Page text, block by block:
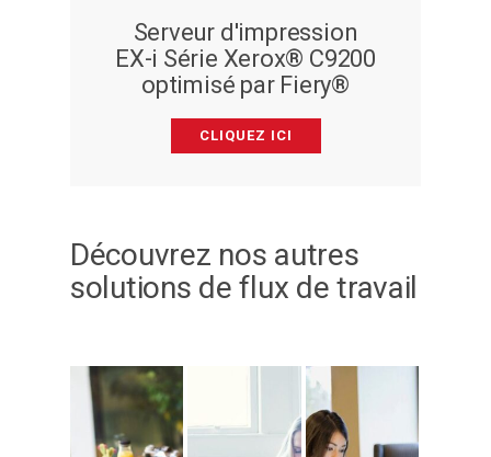
Serveur d'impression
EX-i Série Xerox® C9200
optimisé par Fiery®
CLIQUEZ ICI
Découvrez nos autres
solutions de flux de travail